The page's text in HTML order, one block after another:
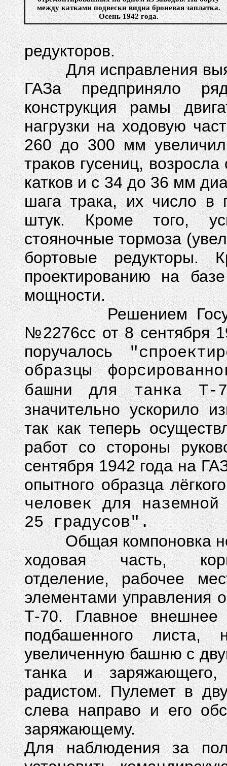
между катками подвески видна броневая заплатка.
Осень 1942 года.
редукторов.
Для исправления
ГАЗа предприняло
конструкция рамы
нагрузки на ходовую
260 до 300 мм
траков гусениц,
катков и с 34 до 36 мм
шага трака, их число в
штук. Кроме того,
стояночные тормоза
бортовые редукторы.
проектированию на
мощности.
Решением
№2276сс от 8 сентября
поручалось
образцы
башни для танка Т-
значительно ускорило
так как теперь
работ со стороны
сентября 1942 года на
опытного образца
человек для
25 градусов".
Общая компоновка
ходовая часть,
отделение, рабочее
элементами управления
Т-70. Главное внешнее
подбашенного листа,
увеличенную башню с
танка и заряжающего,
радистом. Пулемет в
слева направо и его
заряжающему.
Для наблюдения за